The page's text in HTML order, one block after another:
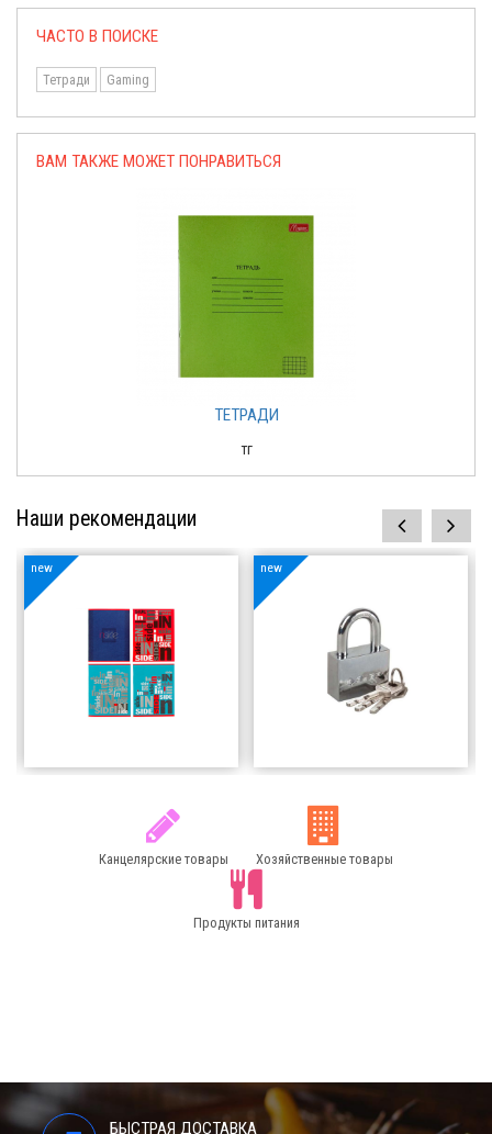
ЧАСТО В ПОИСКЕ
Тетради Gaming
ВАМ ТАКЖЕ МОЖЕТ ПОНРАВИТЬСЯ
ТЕТРАДИ
тг
Наши рекомендации
new new
Хозяйственные
товары
2000тг
Канцелярские товары
51200тг
корзину
prev next
Канцелярские товары Хозяйственные товары
Продукты питания
БЫСТРАЯ ДОСТАВКА